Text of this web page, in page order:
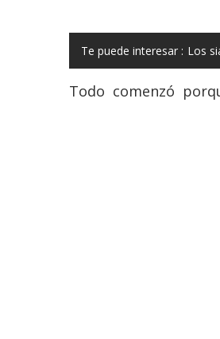
Te puede interesar : Los
Todo comenzó